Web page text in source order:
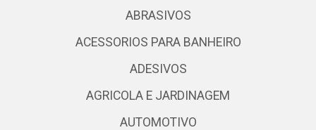
ABRASIVOS
ACESSORIOS PARA BANHEIRO
ADESIVOS
AGRICOLA E JARDINAGEM
AUTOMOTIVO